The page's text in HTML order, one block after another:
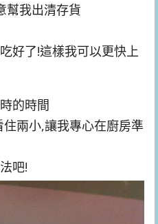
幫我出清存貨
好了!這樣我可以更快上
的時間
兩小,讓我專心在廚房準
吧!